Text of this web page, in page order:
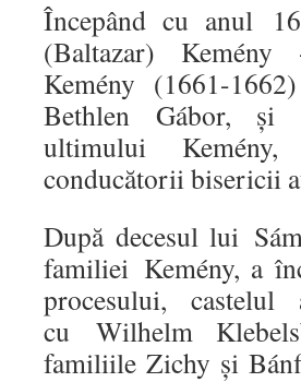
Începând cu anul
(Baltazar)
Kemény (1661-
Bethlen Gábor,
ultimului
conducătorii bisericii
După decesul lui
familiei Kemény, a
procesului,
cu Wilhelm
familiile Zichy și